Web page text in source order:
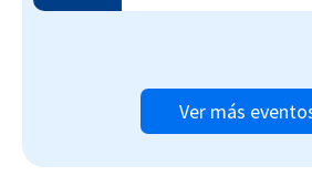
Ver más